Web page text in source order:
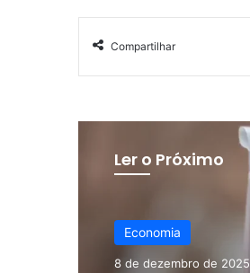
Compartilhar
Ler o Próximo
Economia
8 de dezembro de 2025